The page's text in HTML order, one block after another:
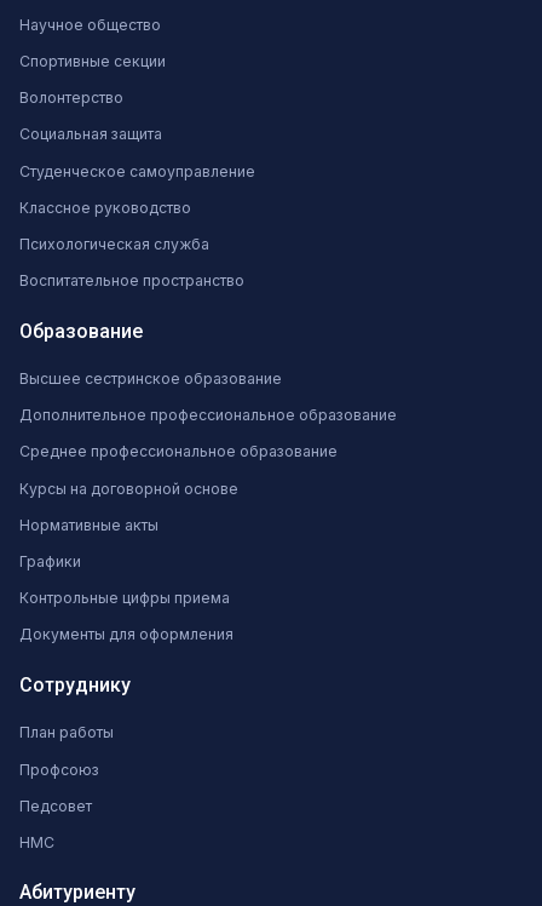
Научное общество
Спортивные секции
Волонтерство
Социальная защита
Студенческое самоуправление
Классное руководство
Психологическая служба
Воспитательное пространство
Образование
Высшее сестринское образование
Дополнительное профессиональное образование
Среднее профессиональное образование
Курсы на договорной основе
Нормативные акты
Графики
Контрольные цифры приема
Документы для оформления
Сотруднику
План работы
Профсоюз
Педсовет
НМС
Абитуриенту